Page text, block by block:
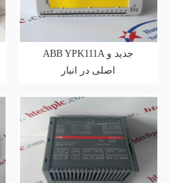
ABB YPK111A جدید و
اصلی در انبار